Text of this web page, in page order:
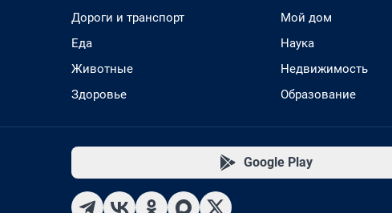
Дороги и транспорт
Еда
Животные
Здоровье
Мой дом
Наука
Недвижимость
Образование
Google Play